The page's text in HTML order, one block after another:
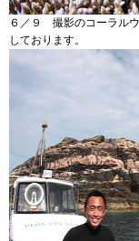
６／９ 撮影のコーラル
しております。